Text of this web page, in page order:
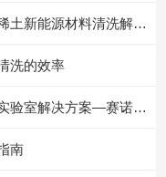
锂电、钠电、石墨烯、储能电池、稀土新能源材料清洗解决方案！广东赛诺辉
洗的效率
疫苗抗体制药、药检、食品等行业实验室解决方案—赛诺辉实验室全自动洗瓶机
南